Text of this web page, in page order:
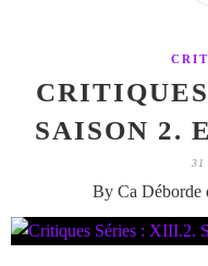
SAISON 2.
31
By Ca Déborde